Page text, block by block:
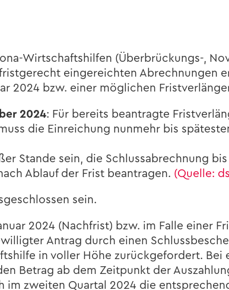
​Wirtschaftshilfen (Überbrückungs-​,
ein­ge­reich­ten Ab­rech­nun­gen
2024 bzw. einer mög­li­chen
2024: Für be­reits be­an­trag­te
die Ein­rei­chung nun­mehr bis
Stan­de sein, die Schluss­ab­rech­nung
Ab­lauf der Frist be­an­tra­gen. (Quel­le:
sein.
2024 (Nach­frist) bzw. im Falle einer
An­trag durch einen
in vol­ler Höhe zu­rück­ge­for­dert.
Be­trag ab dem Zeit­punkt der
im zwei­ten Quar­tal 2024 die